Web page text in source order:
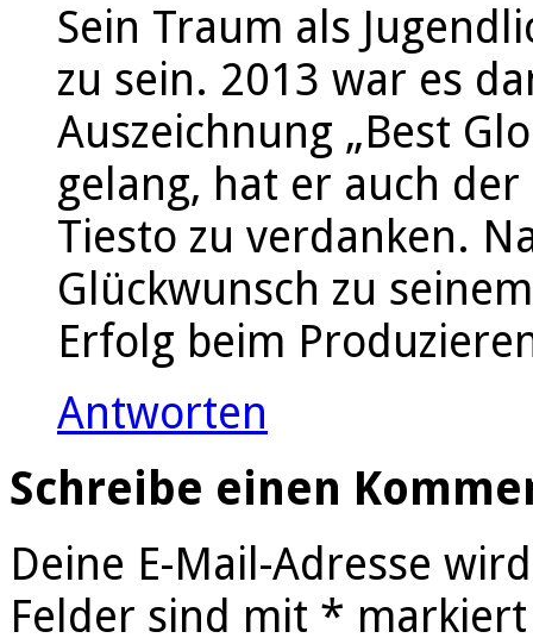
Sein Traum als
zu sein. 2013 war es
Auszeichnung „Best
gelang, hat er auch
Tiesto zu verdanken.
Glückwunsch zu
Erfolg beim
Antworten
Schreibe einen
Deine E-Mail-Adresse
Felder sind mit * markiert